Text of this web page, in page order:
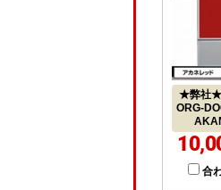
★弊社★
ORG-
合